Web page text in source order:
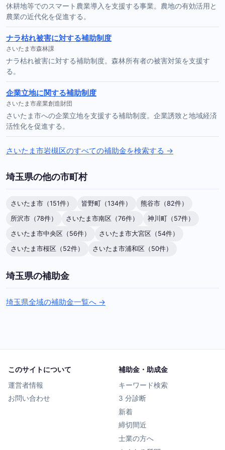
休耕地等でのスマート農業導入を支援する事業。農地の有効活用と
農業の近代化を促進する。
ナラ枯れ被害に対する補助制度
さいたま市森林課
ナラ枯れ被害に対する補助制度。森林所有者の被害対策を支援す
る。
企業立地に関する補助制度
さいたま市産業創造財団
さいたま市への企業立地を支援する補助制度。企業誘致と地域経済
活性化を促進する。
さいたま市岩槻区のすべての補助金を検索する →
埼玉県の他の市町村
さいたま市（151件） 皆野町（134件）
熊谷市（82件）
所沢市（78件）
さいたま市南区（76件）
神川町（57件）
さいたま市中央区（56件）
さいたま市大宮区（54件）
さいたま市桜区（52件）
さいたま市浦和区（50件）
埼玉県の補助金
埼玉県全域の補助金一覧へ →
このサイトについて
運営者情報
お問い合わせ
補助金・助成金
キーワード検索
3 分診断
新着
締切間近
士業の方へ